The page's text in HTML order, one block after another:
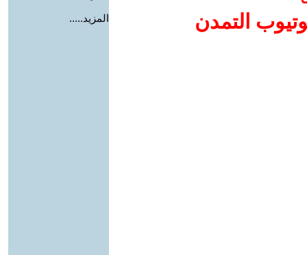
التمدن
المزيد.....